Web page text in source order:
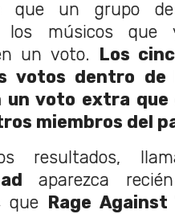
que un grupo
los músicos que
un voto.
Los
votos dentro de
un voto extra que
miembros del
resultados,
aparezca
que
Rage